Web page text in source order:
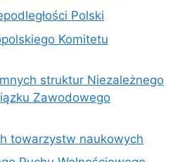
Polski
Komitetu
struktur Niezależnego
Zawodowego
towarzystw naukowych